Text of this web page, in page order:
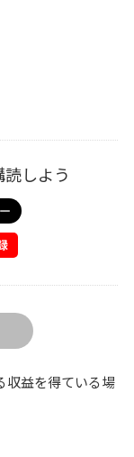
しよう
収益を得ている場